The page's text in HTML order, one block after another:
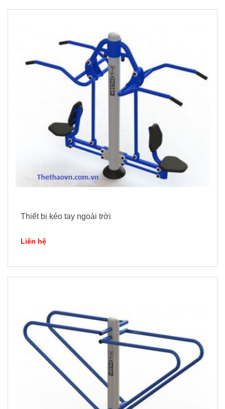
Thiết bị kéo tay ngoài trời
Liên hệ